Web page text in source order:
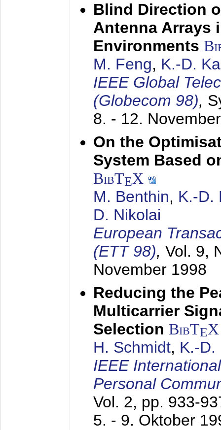
Blind Direction
Antenna Arrays
Environments
M. Feng, K.-D.
IEEE Global
(Globecom 98),
8. - 12.
On the
System Based
BibTEX
M. Benthin, K.-D.
D. Nikolai
European
(ETT 98), Vol. 9,
November 1998
Reducing the
Multicarrier
Selection BibTEX
H. Schmidt, K.-D.
IEEE
Personal
Vol. 2, pp. 933-
5. - 9. Oktober